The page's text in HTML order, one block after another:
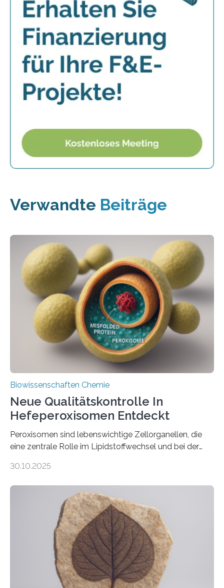
Verwandte Beiträge
Biowissenschaften Chemie
Neue Qualitätskontrolle In
Hefeperoxisomen Entdeckt
Peroxisomen sind lebenswichtige Zellorganellen, die
eine zentrale Rolle im Lipidstoffwechsel und bei der
erfüllen können, müssen zahlreiche Enzyme präzise in
der Ruhr-Universität Bochum um Prof. Dr. Ralf Erdmann
und Dr. Ismaila Francis Yusuf hat nun einen bislang
unbekannten Qualitätskontrollmechanismus des
peroxisomalen Proteintransports in der Bäckerhefe
Saccharomyces cerevisiae entdeckt, der für die
Funktionsfähigkeit der Organellen entscheidend ist. Die
Studie wurde am 28. Oktober 2025 in der
Fachzeitschrift…
30.10.2025